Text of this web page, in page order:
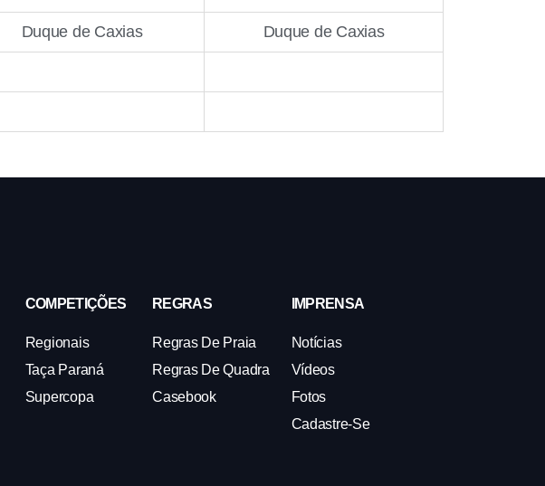
Duque de Caxias Duque de Caxias
COMPETIÇÕES
Regionais
Taça Paraná
Supercopa
REGRAS
Regras De Praia
Regras De Quadra
Casebook
IMPRENSA
Notícias
Vídeos
Fotos
Cadastre-Se